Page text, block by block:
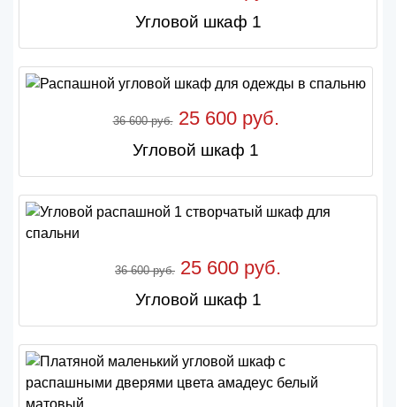
Угловой шкаф 1
36 600 руб.25 600 руб.
Угловой шкаф 1
36 600 руб. 25 600 руб.
Угловой шкаф 1